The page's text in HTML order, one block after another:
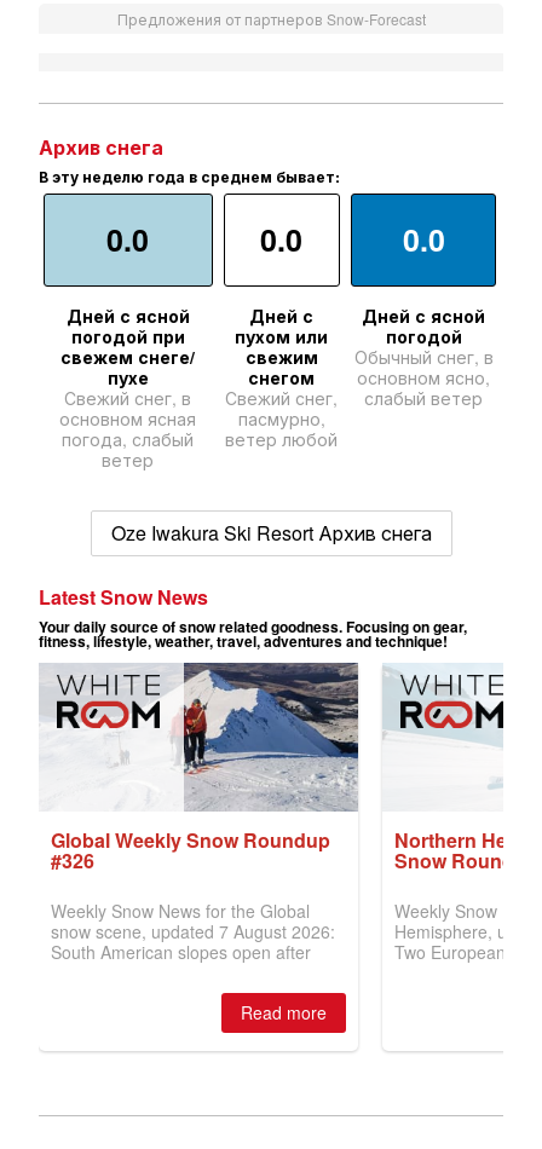
Предложения от партнеров Snow-Forecast
Архив снега
В эту неделю года в среднем бывает:
0.0
Дней с ясной
погодой при
свежем снеге/
пухе
Свежий снег, в
основном ясная
погода, слабый
ветер
0.0
Дней с
пухом или
свежим
снегом
Свежий снег,
пасмурно,
ветер любой
0.0
Дней с ясной
погодой
Обычный снег, в
основном ясно,
слабый ветер
Oze Iwakura Ski Resort Архив снега